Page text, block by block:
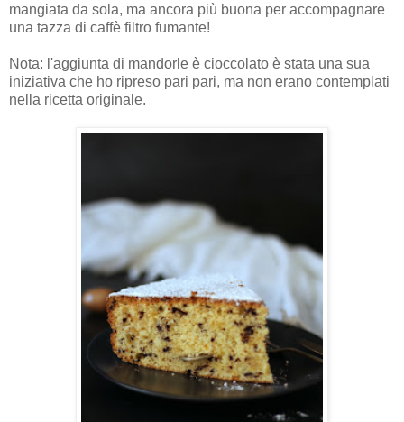
mangiata da sola, ma ancora più buona per accompagnare
una tazza di caffè filtro fumante!
Nota: l'aggiunta di mandorle è cioccolato è stata una sua
iniziativa che ho ripreso pari pari, ma non erano contemplati
nella ricetta originale.